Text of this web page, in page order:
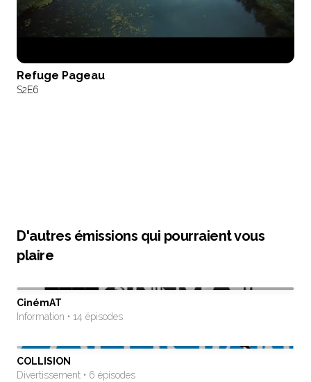
Refuge Pageau
S2E6
D'autres émissions qui pourraient vous
plaire
CinémAT
Information • 14 épisodes
COLLISION
Divertissement • 6 épisodes